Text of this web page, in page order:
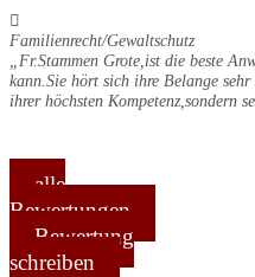
Familienrecht/Gewaltschutz
Fr.Stammen Grote,ist die beste
kann.Sie hört sich ihre Belange
ihrer höchsten Kompetenz,sondern
alle
Bewertungen
Bewertung
schreiben